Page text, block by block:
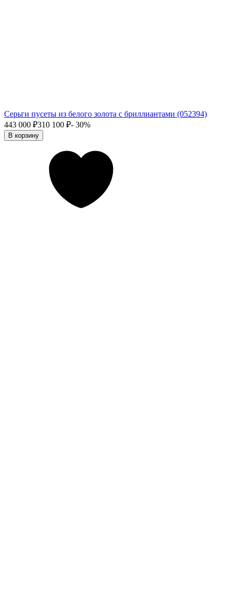
Серьги пусеты из белого золота с бриллиантами (052394)
443 000 ₽310 100 ₽- 30%
В корзину